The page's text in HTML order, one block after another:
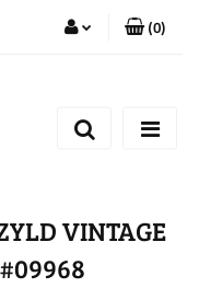
Zarejestruj się
(0)
VINTAGE